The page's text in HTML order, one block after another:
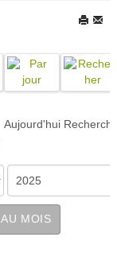
Aujourd'hui
MOIS